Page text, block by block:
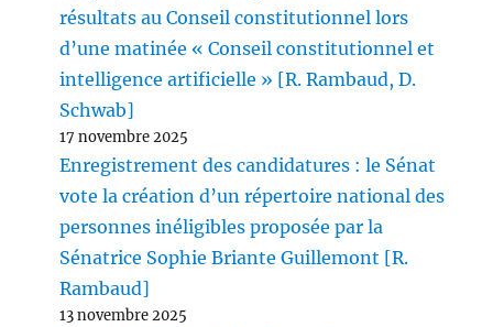
résultats au Conseil constitutionnel lors
d’une matinée « Conseil constitutionnel et
intelligence artificielle » [R. Rambaud, D.
Schwab]
17 novembre 2025
Enregistrement des candidatures : le Sénat
vote la création d’un répertoire national des
personnes inéligibles proposée par la
Sénatrice Sophie Briante Guillemont [R.
Rambaud]
13 novembre 2025